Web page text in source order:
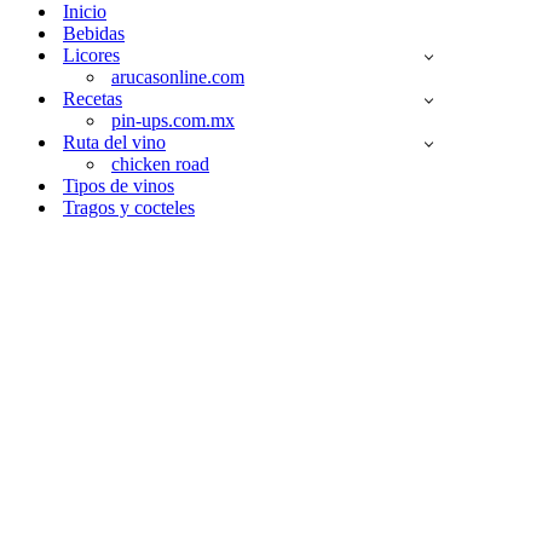
navegación
Inicio
Bebidas
Licores
arucasonline.com
Recetas
pin-ups.com.mx
Ruta del vino
chicken road
Tipos de vinos
Tragos y cocteles